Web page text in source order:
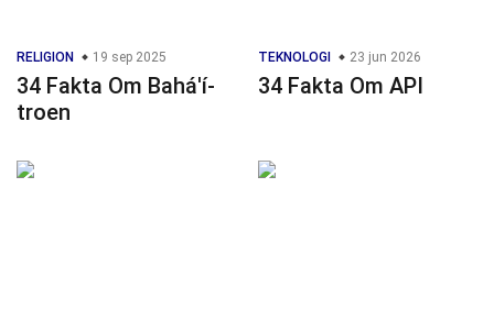
RELIGION 19 sep 2025
34 Fakta Om Bahá'í-
troen
TEKNOLOGI 23 jun 2026
34 Fakta Om API